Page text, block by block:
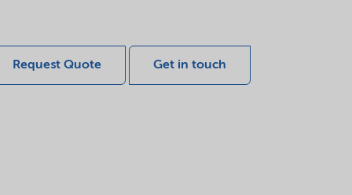
Request Quote Get in touch